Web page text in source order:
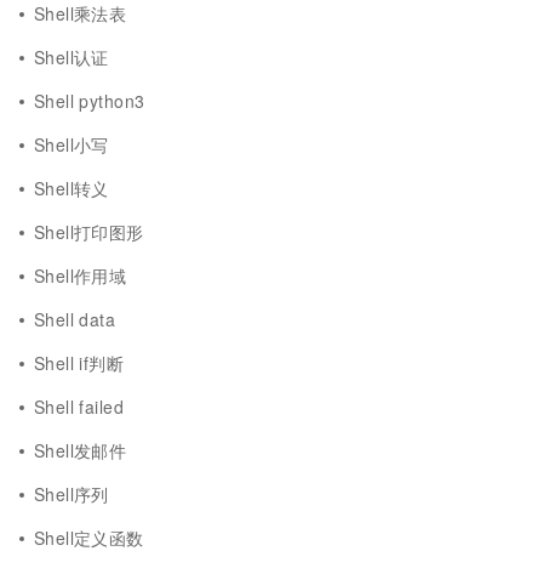
Shell乘法表
Shell认证
Shell python3
Shell小写
Shell转义
Shell打印图形
Shell作用域
Shell data
Shell if判断
Shell failed
Shell发邮件
Shell序列
Shell定义函数